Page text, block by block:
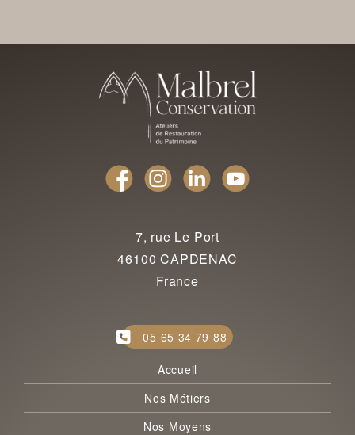
7, rue Le Port
46100 CAPDENAC
France
05 65 34 79 88
Accueil
Nos Métiers
Nos Moyens